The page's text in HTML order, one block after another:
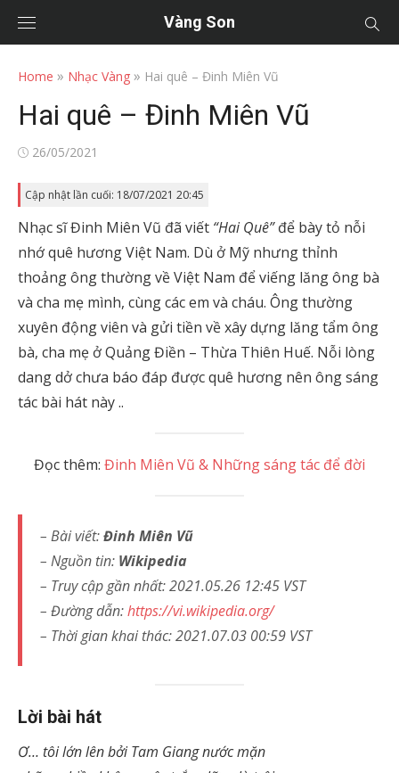
Vàng Son
Home » Nhạc Vàng » Hai quê – Đinh Miên Vũ
Hai quê – Đinh Miên Vũ
Posted
26/05/2021
Cập nhật lần cuối: 18/07/2021 20:45
Nhạc sĩ Đinh Miên Vũ đã viết “Hai Quê”để bày tỏ nỗi
nhớ quê hương Việt Nam. Dù ở Mỹ nhưng thỉnh
thoảng ông thường về Việt Nam để viếng lăng ông bà
và cha mẹ mình, cùng các em và cháu. Ông thường
xuyên động viên và gửi tiền về xây dựng lăng tẩm ông
bà, cha mẹ ở Quảng Điền – Thừa Thiên Huế. Nỗi lòng
dang dở chưa báo đáp được quê hương nên ông sáng
tác bài hát này ..
Đọc thêm: Đinh Miên Vũ & Những sáng tác để đời
– Bài viết:Đinh Miên Vũ
– Nguồn tin: Wikipedia
– Truy cập gần nhất: 2021.05.26 12:45 VST
– Đường dẫn:https://vi.wikipedia.org/
– Thời gian khai thác: 2021.07.03 00:59 VST
Lời bài hát
Ơ… tôi lớn lên bởi Tam Giang nước mặn